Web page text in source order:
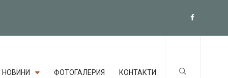
НОВИНИ ФОТОГАЛЕРИЯ КОНТАКТИ